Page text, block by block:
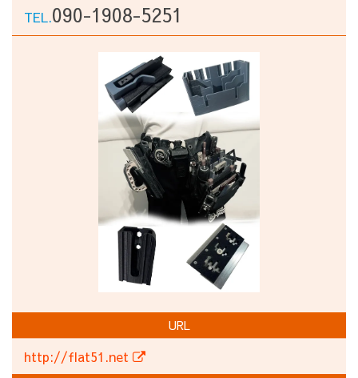
TEL.090-1908-5251
URL
http://flat51.net